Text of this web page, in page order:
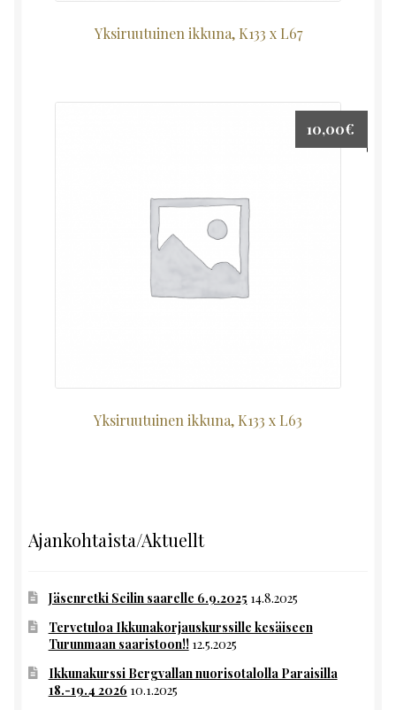
Yksiruutuinen ikkuna, K133 x L67
Yksiruutuinen ikkuna, K133 x L63
10,00€
Ajankohtaista/Aktuellt
Jäsenretki Seilin saarelle 6.9.2025 14.8.2025
Tervetuloa Ikkunakorjauskurssille kesäiseen
Turunmaan saaristoon!! 12.5.2025
Ikkunakurssi Bergvallan nuorisotalolla Paraisilla
18.-19.4 2026 10.1.2025